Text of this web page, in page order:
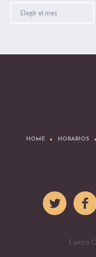
HOME HORARIOS
Centro